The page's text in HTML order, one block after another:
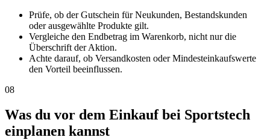
Prüfe, ob der Gutschein für Neukunden, Bestandskunden
oder ausgewählte Produkte gilt.
Vergleiche den Endbetrag im Warenkorb, nicht nur die
Überschrift der Aktion.
Achte darauf, ob Versandkosten oder Mindesteinkaufswerte
den Vorteil beeinflussen.
08
Was du vor dem Einkauf bei Sportstech
einplanen kannst